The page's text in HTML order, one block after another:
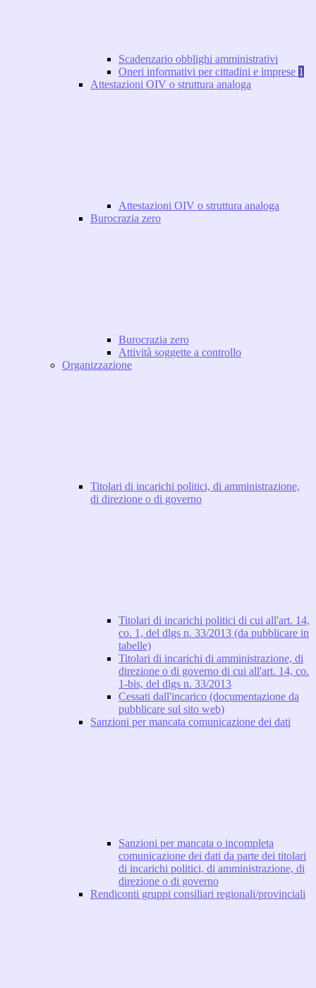
Scadenzario obblighi amministrativi
Oneri informativi per cittadini e imprese 1
Attestazioni OIV o struttura analoga
Attestazioni OIV o struttura analoga
Burocrazia zero
Burocrazia zero
Attività soggette a controllo
Organizzazione
Titolari di incarichi politici, di amministrazione,
di direzione o di governo
Titolari di incarichi politici di cui all'art. 14,
co. 1, del dlgs n. 33/2013 (da pubblicare in
tabelle)
Titolari di incarichi di amministrazione, di
direzione o di governo di cui all'art. 14, co.
1-bis, del dlgs n. 33/2013
Cessati dall'incarico (documentazione da
pubblicare sul sito web)
Sanzioni per mancata comunicazione dei dati
Sanzioni per mancata o incompleta
comunicazione dei dati da parte dei titolari
di incarichi politici, di amministrazione, di
direzione o di governo
Rendiconti gruppi consiliari regionali/provinciali